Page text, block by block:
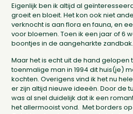
Eigenlijk ben ik altijd al
groeit en bloeit. Het kon ook niet
verknocht is aan flora en fauna, en
voor bloemen. Toen ik een jaar of 6
boontjes in de aangeharkte zandbak.
Maar het is echt uit de hand gelopen
toenmalige man in 1994 dit huis(je)
kochten. Overigens vind ik het nu
er zijn altijd nieuwe ideeën. Door de
was al snel duidelijk dat ik een
het allermooist vond. Met borders